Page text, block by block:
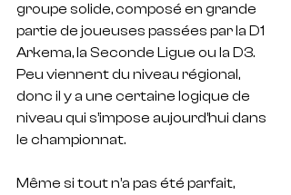
groupe solide, composé en grande
partie de joueuses passées par la D1
Arkema, la Seconde Ligue ou la D3.
Peu viennent du niveau régional,
donc il y a une certaine logique de
niveau qui s’impose aujourd’hui dans
le championnat.
Même si tout n’a pas été parfait,